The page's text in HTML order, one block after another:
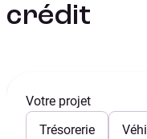
crédit
Votre projet
Trésorerie